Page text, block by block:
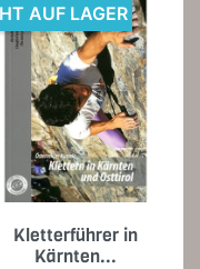
Kletterführer in
Kärnten...
AUF LAGER